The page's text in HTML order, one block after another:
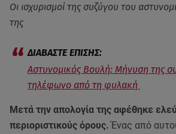
Οι ισχυρισμοί της συζύγου του
της
Αστυνομικός Βουλή: Μήνυση της
τηλέφωνο από τη φυλακή
Μετά την απολογία της αφέθηκε
περιοριστικούς όρους.Ένας από